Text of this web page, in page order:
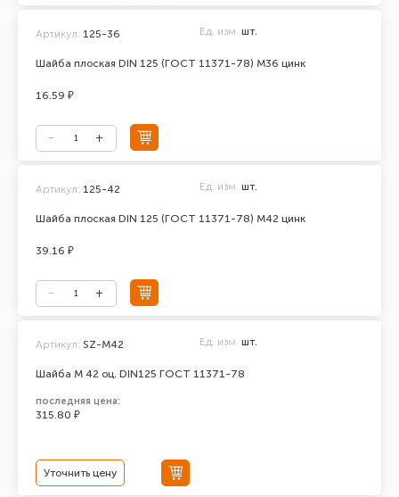
Шайба плоская DIN 125 (ГОСТ 11371-78) М36 цинк
Артикул: 125-36 Ед. изм. шт.
16.59 ₽
Шайба плоская DIN 125 (ГОСТ 11371-78) М42 цинк
Артикул: 125-42 Ед. изм. шт.
39.16 ₽
Шайба М 42 оц. DIN125 ГОСТ 11371-78
Артикул: SZ-М42 Ед. изм. шт.
последняя цена:
315.80 ₽
Уточнить цену